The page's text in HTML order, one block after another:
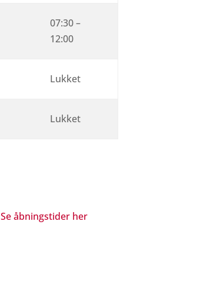
07:30 –
12:00
Lukket
Lukket
Se åbningstider her